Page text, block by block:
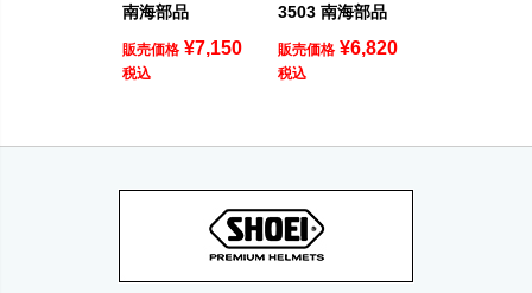
南海部品
販売価格 ¥7,150
税込
3503 南海部品
販売価格 ¥6,820
税込